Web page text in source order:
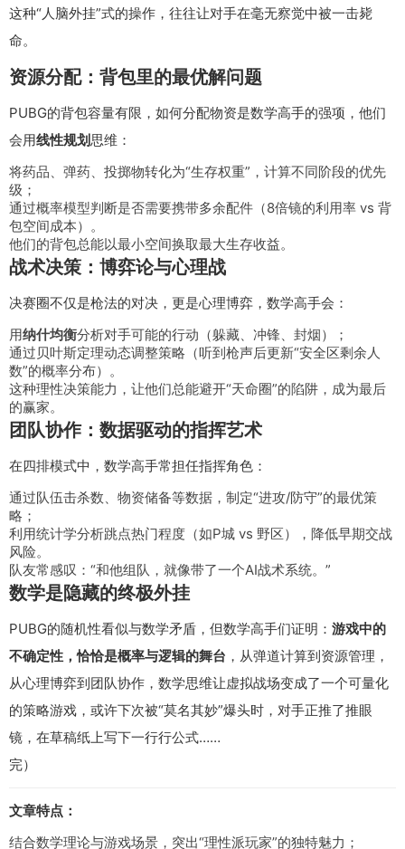
这种“人脑外挂”式的操作，往往让对手在毫无察觉中被一击毙
命。
资源分配：背包里的最优解问题
PUBG的背包容量有限，如何分配物资是数学高手的强项，他们
会用线性规划思维：
将药品、弹药、投掷物转化为“生存权重”，计算不同阶段的优先
级；
通过概率模型判断是否需要携带多余配件（8倍镜的利用率 vs 背
包空间成本）。
他们的背包总能以最小空间换取最大生存收益。
战术决策：博弈论与心理战
决赛圈不仅是枪法的对决，更是心理博弈，数学高手会：
用纳什均衡分析对手可能的行动（躲藏、冲锋、封烟）；
通过贝叶斯定理动态调整策略（听到枪声后更新“安全区剩余人
数”的概率分布）。
这种理性决策能力，让他们总能避开“天命圈”的陷阱，成为最后
的赢家。
团队协作：数据驱动的指挥艺术
在四排模式中，数学高手常担任指挥角色：
通过队伍击杀数、物资储备等数据，制定“进攻/防守”的最优策
略；
利用统计学分析跳点热门程度（如P城 vs 野区），降低早期交战
风险。
队友常感叹：“和他组队，就像带了一个AI战术系统。”
数学是隐藏的终极外挂
PUBG的随机性看似与数学矛盾，但数学高手们证明： 游戏中的
不确定性，恰恰是概率与逻辑的舞台 ，从弹道计算到资源管理，
从心理博弈到团队协作，数学思维让虚拟战场变成了一个可量化
的策略游戏，或许下次被“莫名其妙”爆头时，对手正推了推眼
镜，在草稿纸上写下一行行公式……
完）
文章特点：
结合数学理论与游戏场景，突出“理性派玩家”的独特魅力；